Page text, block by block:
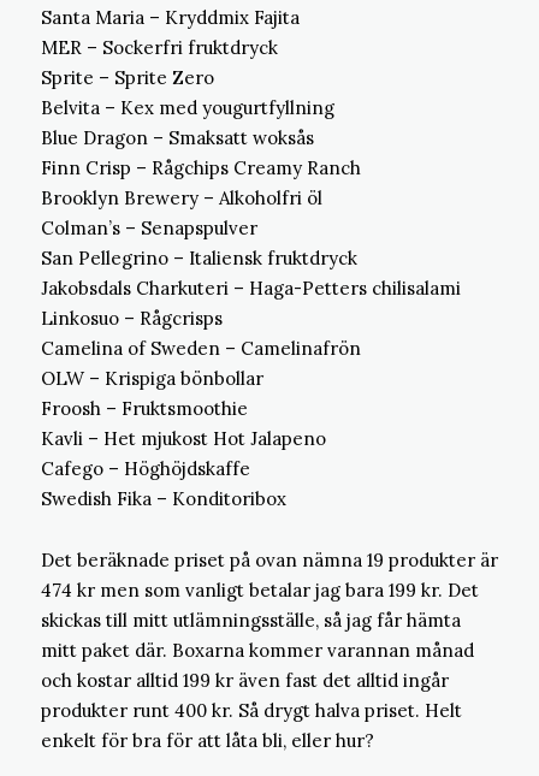
Santa Maria – Kryddmix Fajita
MER – Sockerfri fruktdryck
Sprite – Sprite Zero
Belvita – Kex med yougurtfyllning
Blue Dragon – Smaksatt woksås
Finn Crisp – Rågchips Creamy Ranch
Brooklyn Brewery – Alkoholfri öl
Colman’s – Senapspulver
San Pellegrino – Italiensk fruktdryck
Jakobsdals Charkuteri – Haga-Petters chilisalami
Linkosuo – Rågcrisps
Camelina of Sweden – Camelinafrön
OLW – Krispiga bönbollar
Froosh – Fruktsmoothie
Kavli – Het mjukost Hot Jalapeno
Cafego – Höghöjdskaffe
Swedish Fika – Konditoribox
Det beräknade priset på ovan nämna 19 produkter är
474 kr men som vanligt betalar jag bara 199 kr. Det
skickas till mitt utlämningsställe, så jag får hämta
mitt paket där. Boxarna kommer varannan månad
och kostar alltid 199 kr även fast det alltid ingår
produkter runt 400 kr. Så drygt halva priset. Helt
enkelt för bra för att låta bli, eller hur?